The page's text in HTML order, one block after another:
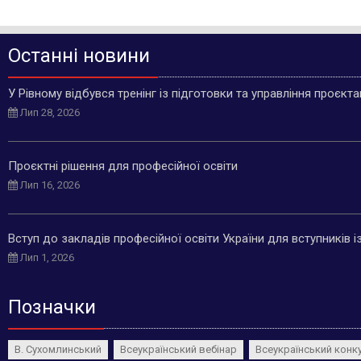
Останні новини
У Рівному відбувся тренінг із підготовки та управління
Лип 28, 2026
Проєктні рішення для професійної освіти
Лип 16, 2026
Вступ до закладів професійної освіти України для
Лип 1, 2026
Позначки
В. Сухомлинський Всеукраїнський вебінар Всеукраїнський